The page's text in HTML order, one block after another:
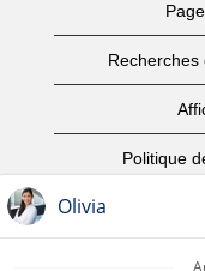
Recherches
Politique